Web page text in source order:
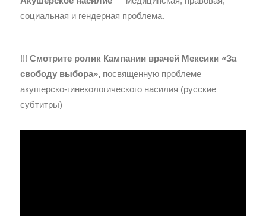
социальная и гендерная проблема.
!!! Смотрите ролик Кампании врачей Мексики «За
свободу выбора», посвященную проблеме
акушерско-гинекологического насилия (русские
субтитры)